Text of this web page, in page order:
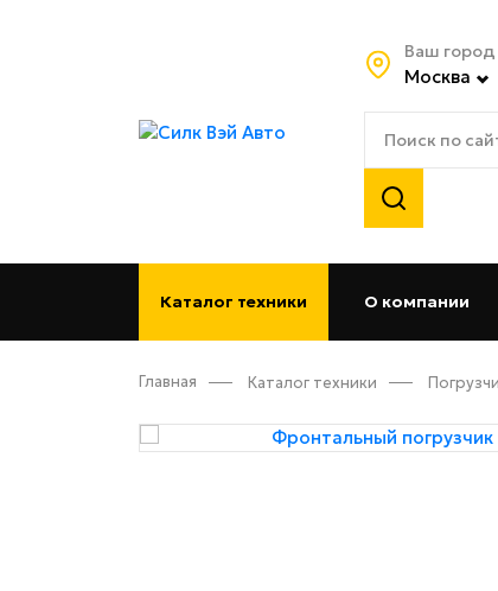
Ваш город
Москва
Каталог техники О компании
Главная Каталог техники